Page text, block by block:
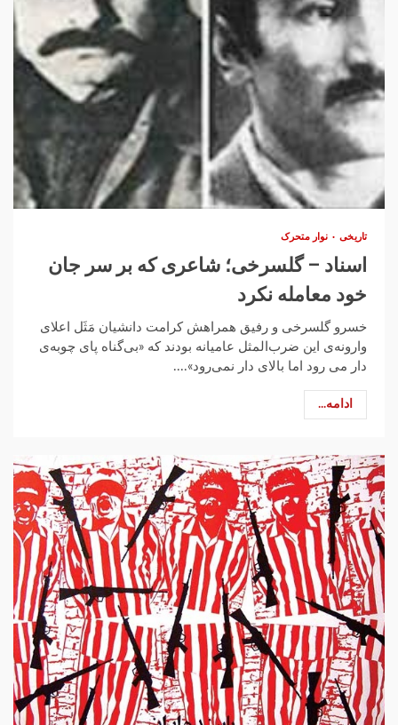
تاریخی نوار متحرک
اسناد – گلسرخی؛ شاعری که بر سر جان
خود معامله نکرد
خسرو گلسرخی و رفیق همراهش کرامت دانشیان مَثَل اعلای
وارونه‌ی این ضرب‌المثل عامیانه بودند که «بی‌گناه پای چوبه‌ی
دار می رود اما بالای دار نمی‌رود»....
ادامه...